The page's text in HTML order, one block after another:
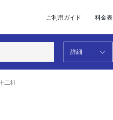
ご利用ガイド 料金表
詳細
二社－